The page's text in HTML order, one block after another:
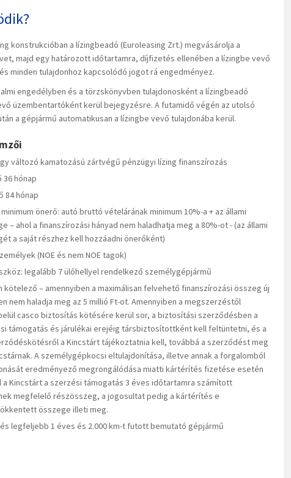
konstrukcióban a lízingbeadó (Euroleasing Zrt.) megvásárolja a
majd egy határozott időtartamra, díjfizetés ellenében a lízingbe vevő
minden tulajdonhoz kapcsolódó jogot rá engedményez.
engedélyben és a törzskönyvben tulajdonosként a lízingbeadó
üzembentartóként kerül bejegyzésre. A futamidő végén az utolsó
a gépjármű automatikusan a lízingbe vevő tulajdonába kerül.
változó kamatozású zártvégű pénzügyi lízing finanszírozás
36 hónap
84 hónap
önerő: autó bruttó vételárának minimum 10%-a + az állami
– ahol a finanszírozási hányad nem haladhatja meg a 80%-ot - (az állami
a saját részhez kell hozzáadni önerőként)
(NOE és nem NOE tagok)
legalább 7 ülőhellyel rendelkező személygépjármű
kötelező – amennyiben a maximálisan felvehető finanszírozási összeg új
nem haladja meg az 5 millió Ft-ot. Amennyiben a megszerzéstől
casco biztosítás kötésére kerül sor, a biztosítási szerződésben a
támogatás és járulékai erejéig társbiztosítottként kell feltüntetni, és a
a Kincstárt tájékoztatnia kell, továbbá a szerződést meg
A személygépkocsi eltulajdonítása, illetve annak a forgalomból
eredményező megrongálódása miatti kártérítés fizetése esetén
a Kincstárt a szerzési támogatás 3 éves időtartamra számított
megfelelő részösszeg, a jogosultat pedig a kártérítés e
összege illeti meg.
legfeljebb 1 éves és 2.000 km-t futott bemutató gépjármű